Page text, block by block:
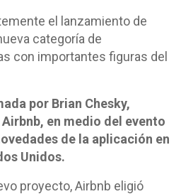
el lanzamiento de
categoría de
con importantes figuras del
por Brian Chesky,
en medio del evento
de la aplicación en
Unidos.
proyecto, Airbnb eligió